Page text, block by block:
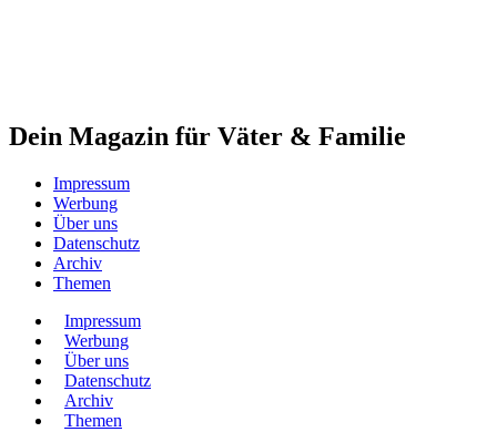
Dein Magazin für Väter & Familie
Impressum
Werbung
Über uns
Datenschutz
Archiv
Themen
Impressum
Werbung
Über uns
Datenschutz
Archiv
Themen